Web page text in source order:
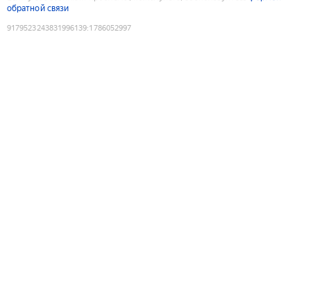
обратной связи
9179523243831996139:1786052997